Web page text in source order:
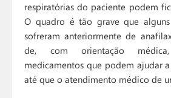
respiratórias do paciente podem
O quadro é tão grave que
sofreram anteriormente de
de, com orientação
medicamentos que podem ajudar
até que o atendimento médico de